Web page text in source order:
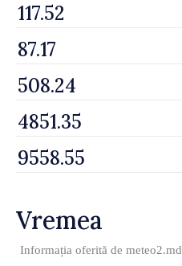
Vremea
Informația oferită de meteo2.md